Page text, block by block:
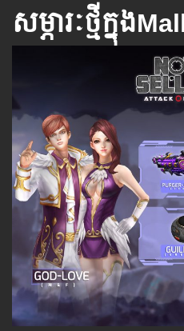
សម្ភារៈថ្មីក្នុង